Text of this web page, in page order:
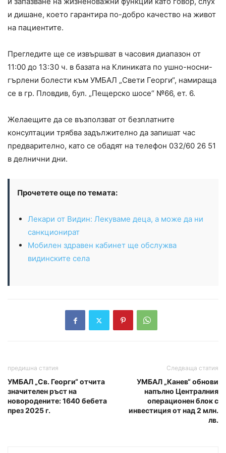
и дишане, което гарантира по-добро качество на живот
на пациентите.
Прегледите ще се извършват в часовия диапазон от
11:00 до 13:30 ч. в базата на Клиниката по ушно-носни-
гърлени болести към УМБАЛ „Свети Георги“, намираща
се в гр. Пловдив, бул. „Пещерско шосе“ №66, ет. 6.
Желаещите да се възползват от безплатните
консултации трябва задължително да запишат час
предварително, като се обадят на телефон 032/60 26 51
в делнични дни.
Прочетете още по темата:
Лекари от Видин: Лекуваме деца, а може да ни
санкционират
Мобилен здравен кабинет ще обслужва
видинските села
предишна статия
УМБАЛ „Св. Георги“ отчита
значителен ръст на
новородените: 1640 бебета
през 2025 г.
Следваща статия
УМБАЛ „Канев“ обнови
напълно Централния
операционен блок с
инвестиция от над 2 млн.
лв.